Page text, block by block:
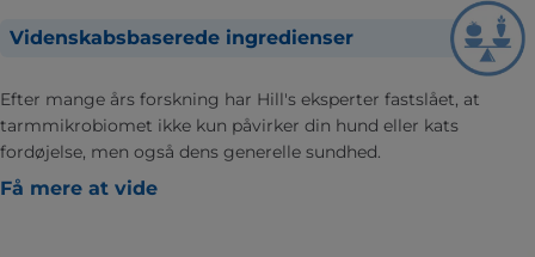
Videnskabsbaserede ingredienser
Efter mange års forskning har Hill's eksperter fastslået, at
tarmmikrobiomet ikke kun påvirker din hund eller kats
fordøjelse, men også dens generelle sundhed.
Få mere at vide